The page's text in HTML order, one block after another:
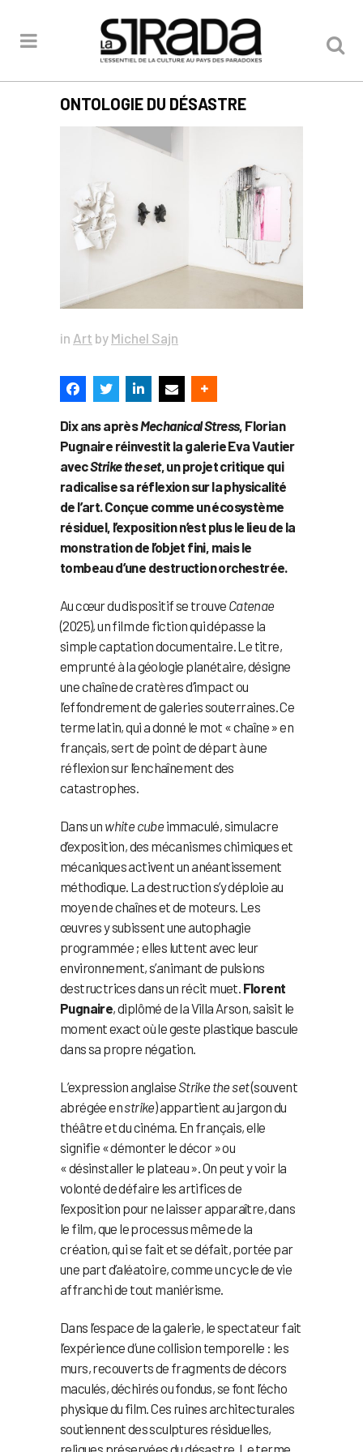
ONTOLOGIE DU DÉSASTRE
in Art by Michel Sajn
Dix ans aprèsMechanical Stress, Florian
Pugnaire réinvestit la galerie Eva Vautier
avecStrike the set, un projet critique qui
radicalise sa réflexion sur la physicalité
de l’art. Conçue comme un écosystème
résiduel, l’exposition n’est plus le lieu de la
monstration de l’objet fini, mais le
tombeau d’une destruction orchestrée.
Au cœur du dispositif se trouve Catenae
(2025), un film de fiction qui dépasse la
simple captation documentaire. Le titre,
emprunté à la géologie planétaire, désigne
une chaîne de cratères d’impact ou
l’effondrement de galeries souterraines. Ce
terme latin, qui a donné le mot « chaîne » en
français, sert de point de départ à une
réflexion sur l’enchaînement des
catastrophes.
Dans un white cube immaculé, simulacre
d’exposition, des mécanismes chimiques et
mécaniques activent un anéantissement
méthodique. La destruction s’y déploie au
moyen de chaînes et de moteurs. Les
œuvres y subissent une autophagie
programmée ; elles luttent avec leur
environnement, s’animant de pulsions
destructrices dans un récit muet. Florent
Pugnaire, diplômé de la Villa Arson, saisit le
moment exact où le geste plastique bascule
dans sa propre négation.
L’expression anglaise Strike the set(souvent
abrégée enstrike) appartient au jargon du
théâtre et du cinéma. En français, elle
signifie « démonter le décor » ou
« désinstaller le plateau ». On peut y voir la
volonté de défaire les artifices de
l’exposition pour ne laisser apparaître, dans
le film, que le processus même de la
création, qui se fait et se défait, portée par
une part d’aléatoire, comme un cycle de vie
affranchi de tout maniérisme.
Dans l’espace de la galerie, le spectateur fait
l’expérience d’une collision temporelle : les
murs, recouverts de fragments de décors
maculés, déchirés ou fondus, se font l’écho
physique du film. Ces ruines architecturales
soutiennent des sculptures résiduelles,
reliques préservées du désastre. Le terme